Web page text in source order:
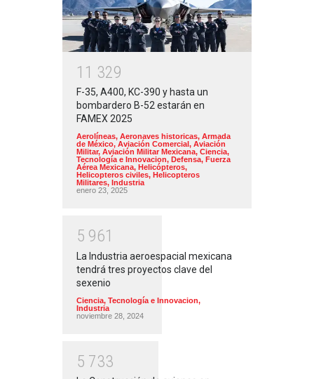
1 1 329
F-35, A400, KC-390 y hasta un
bombardero B-52 estarán en
FAMEX 2025
Aerolíneas, Aeronaves historicas, Armada
de México, Aviación Comercial , Aviación
Militar, Aviación Militar Mexicana, Ciencia,
Tecnología e Innovacion, Defensa, Fuerza
Aérea Mexicana, Helicópteros,
Helicopteros civiles, Helicopteros
Militares, Industria
enero 23, 2025
5 961
La Industria aeroespacial mexicana
tendrá tres proyectos clave del
sexenio
Ciencia, Tecnología e Innovacion,
Industria
noviembre 28, 2024
5 733